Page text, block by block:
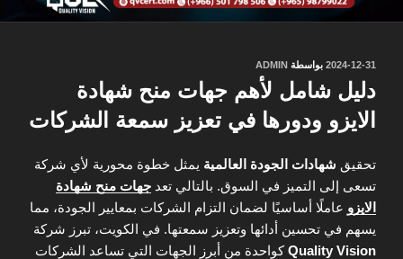
نُشر
في
2024-12-31 بواسطة ADMIN
دليل شامل لأهم جهات منح شهادة
الايزو ودورها في تعزيز سمعة الشركات
تحقيق شهادات الجودة العالمية يمثل خطوة محورية لأي شركة
تسعى إلى التميز في السوق. بالتالي تعد جهات منح شهادة
الايزو عاملًا أساسيًا لضمان التزام الشركات بمعايير الجودة، مما
يسهم في تحسين أدائها وتعزيز سمعتها. في الكويت، تبرز شركة
Quality Visionكواحدة من أبرز الجهات التي تساعد الشركات